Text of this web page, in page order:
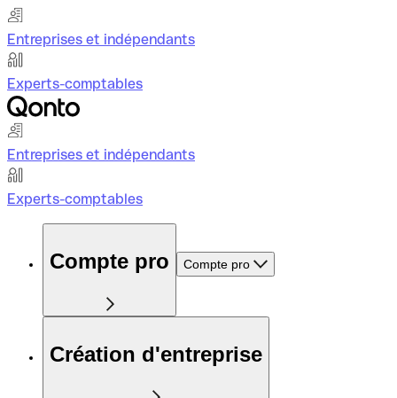
Entreprises et indépendants
Experts-comptables
Entreprises et indépendants
Experts-comptables
Compte pro Compte pro
Création d'entreprise